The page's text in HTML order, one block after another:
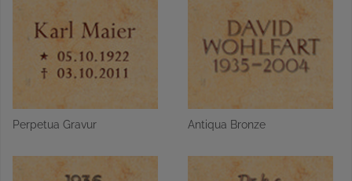
Perpetua Gravur Antiqua Bronze